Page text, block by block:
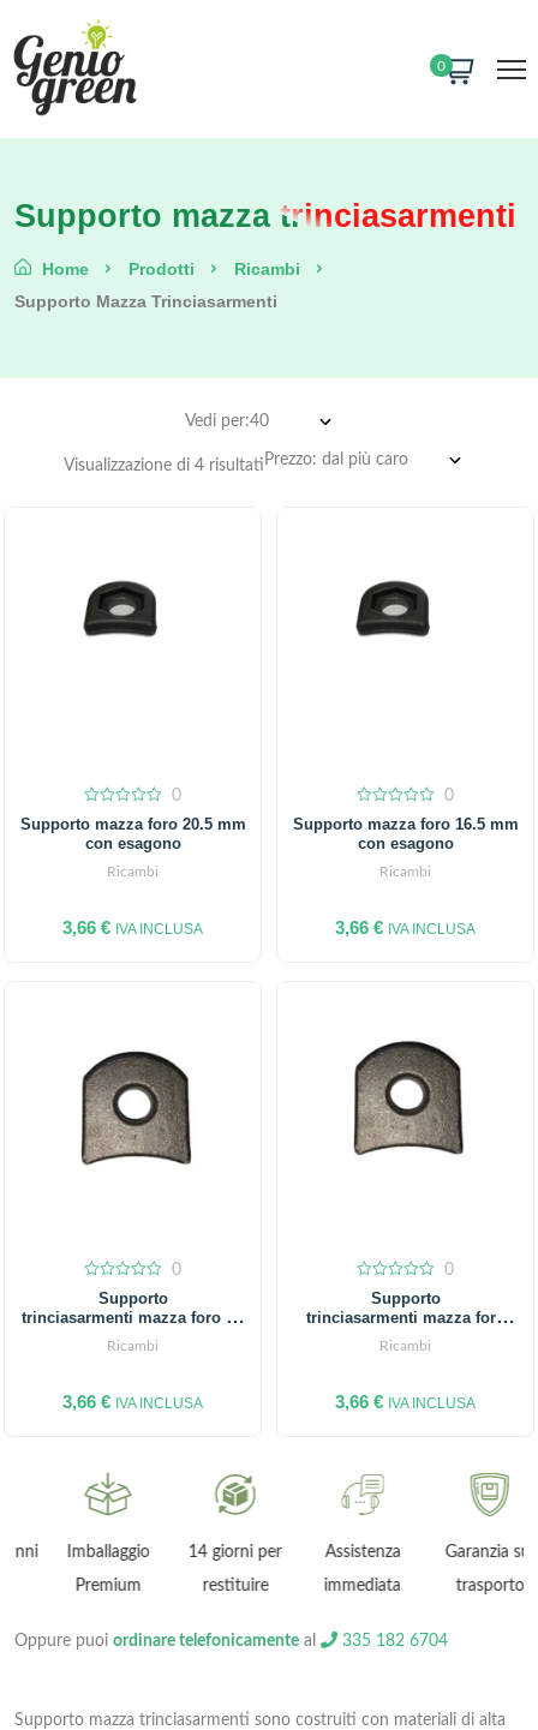
0
Supporto mazza trinciasarmenti
Home Prodotti
Ricambi
Supporto Mazza Trinciasarmenti
Vedi per:
Visualizzazione di 4 risultati
out
of
0
Supporto mazza foro 20.5 mm
con esagono
Ricambi
3,66 € IVA INCLUSA
out
of
0
Supporto mazza foro 16.5 mm
con esagono
Ricambi
3,66 € IVA INCLUSA
out
of
0
Supporto
trinciasarmenti mazza foro da
20.5 mm
Ricambi
3,66 € IVA INCLUSA
out
of
0
Supporto
trinciasarmenti mazza foro
16.5 mm
Ricambi
3,66 € IVA INCLUSA
Imballaggio
Premium
14 giorni per
restituire
Assistenza
immediata
Garanzia sul
trasporto
Oppure puoi ordinare telefonicamente al 335 182 6704
Supporto mazza trinciasarmenti sono costruiti con materiali di alta